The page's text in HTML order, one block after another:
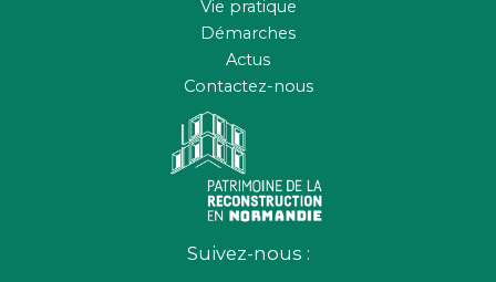
Vie pratique
Démarches
Actus
Contactez-nous
Suivez-nous :